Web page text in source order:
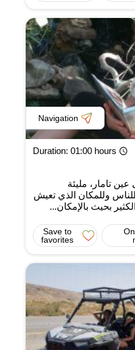
Navigation
Duration: 01:00 hours
تامار، مليئة
وللمكان الذي تعيش
بحيث بالإمكان...
Save to
favorites